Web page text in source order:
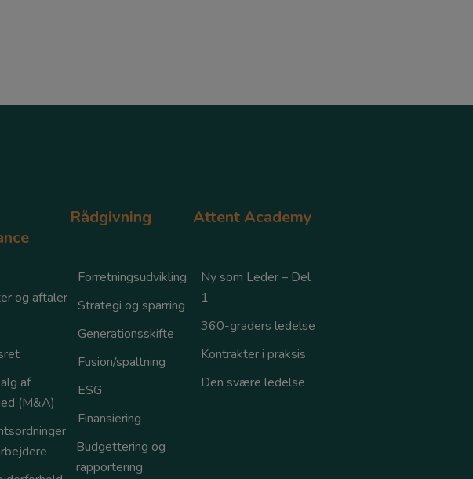
og aftaler
af
(M&A)
Rådgivning
Forretningsudvikling
Strategi og sparring
Generationsskifte
Fusion/spaltning
ESG
Finansiering
Budgettering og
rapportering
Attent Academy
Ny som Leder – Del
1
360-graders ledelse
Kontrakter i praksis
Den svære ledelse